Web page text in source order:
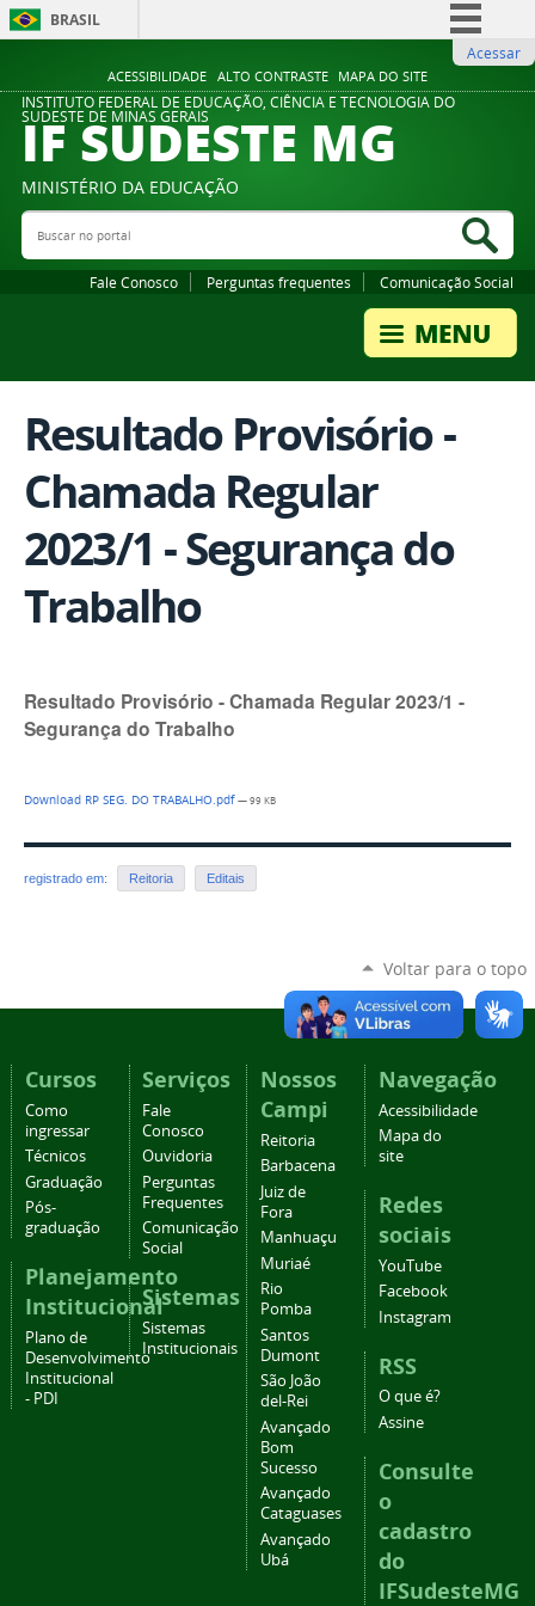
ACESSIBILIDADE ALTO CONTRASTE MAPA DO SITE
BRASIL
Comunica BR
Participe
Legislação
Acessar
INSTITUTO FEDERAL DE EDUCAÇÃO, CIÊNCIA E TECNOLOGIA DO
SUDESTE DE MINAS GERAIS
IF SUDESTE MG
MINISTÉRIO DA EDUCAÇÃO
Buscar no portal
Fale Conosco Perguntas frequentes Comunicação Social
Resultado Provisório -
Chamada Regular
2023/1 - Segurança do
Trabalho
Resultado Provisório - Chamada Regular 2023/1 -
Segurança do Trabalho
Download RP SEG. DO TRABALHO.pdf— 99 KB
registrado em: Reitoria Editais
Voltar para o topo
Cursos
Como
ingressar
Técnicos
Graduação
Pós-
graduação
Planejamento
Institucional
Plano de
Desenvolvimento
Institucional
- PDI
Serviços
Fale
Conosco
Ouvidoria
Perguntas
Frequentes
Comunicação
Social
Sistemas
Sistemas
Institucionais
Nossos
Campi
Reitoria
Barbacena
Juiz de
Fora
Manhuaçu
Muriaé
Rio
Pomba
Santos
Dumont
São João
del-Rei
Avançado
Bom
Sucesso
Avançado
Cataguases
Avançado
Ubá
Navegação
Acessibilidade
Mapa do
site
Redes
sociais
YouTube
Facebook
Instagram
RSS
O que é?
Assine
Consulte
o
cadastro
do
IFSudesteMG